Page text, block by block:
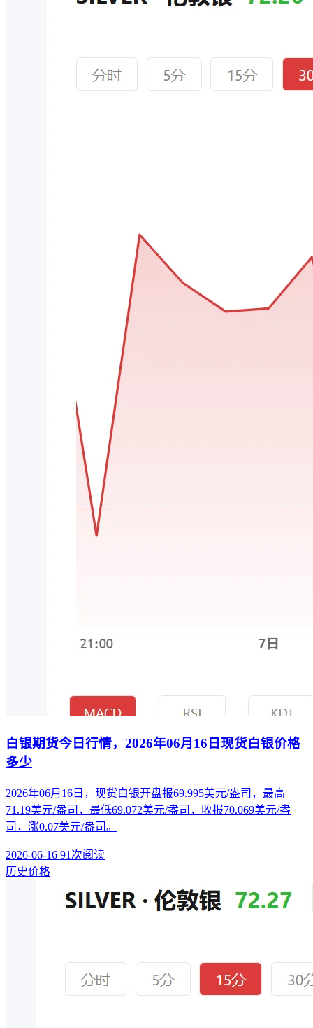
白银期货今日行情，2026年06月16日现货白银价格
多少
2026年06月16日，现货白银开盘报69.995美元/盎司，最高
71.19美元/盎司，最低69.072美元/盎司，收报70.069美元/盎
司，涨0.07美元/盎司。
2026-06-16 91次阅读
历史价格